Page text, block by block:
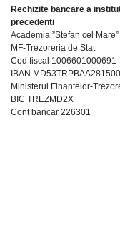
Rechizite bancare a
precedenti
Academia ”Stefan cel Mare”
MF-Trezoreria de Stat
Cod fiscal 1006601000691
IBAN
Ministerul Finantelor-
BIC TREZMD2X
Cont bancar 226301